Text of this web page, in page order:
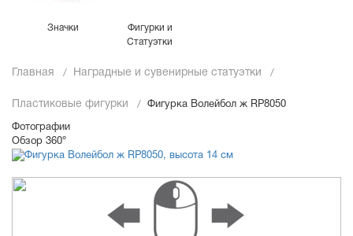
Значки
Фигурки и
Статуэтки
Главная Наградные и сувенирные статуэтки
Пластиковые фигурки Фигурка Волейбол ж RP8050
Фотографии
Обзор 360°